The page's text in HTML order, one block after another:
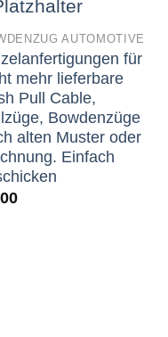
AUTOMOTIVE
für
mehr lieferbare
Pull Cable,
Bowdenzüge
alten Muster oder
Einfach